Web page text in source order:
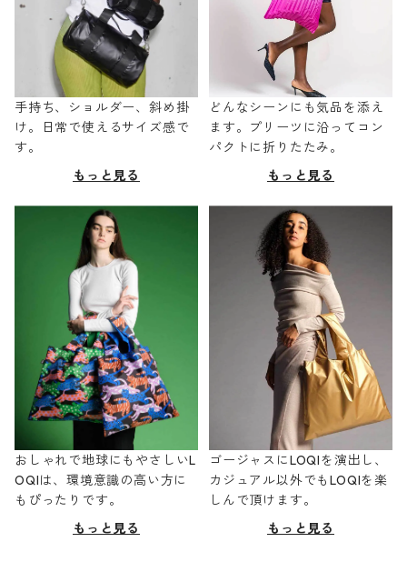
手持ち、ショルダー、斜め掛
け。日常で使えるサイズ感で
す。
もっと見る
どんなシーンにも気品を添え
ます。プリーツに沿ってコン
パクトに折りたたみ。
もっと見る
おしゃれで地球にもやさしいL
OQIは、環境意識の高い方に
もぴったりです。
もっと見る
ゴージャスにLOQIを演出し、
カジュアル以外でもLOQIを楽
しんで頂けます。
もっと見る